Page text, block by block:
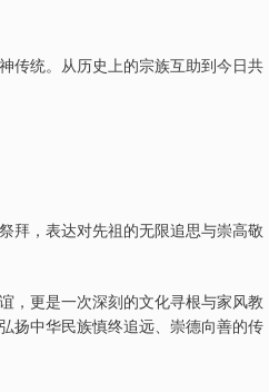
传统。从历史上的宗族互助到今日共
拜，表达对先祖的无限追思与崇高敬
，更是一次深刻的文化寻根与家风教
扬中华民族慎终追远、崇德向善的传